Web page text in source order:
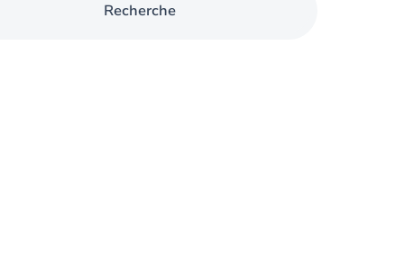
Recherche